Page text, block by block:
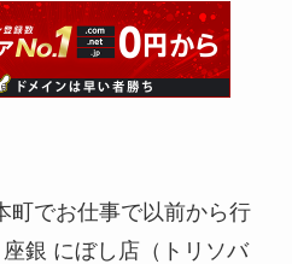
町でお仕事で以前から行
銀 にぼし店（トリソバ